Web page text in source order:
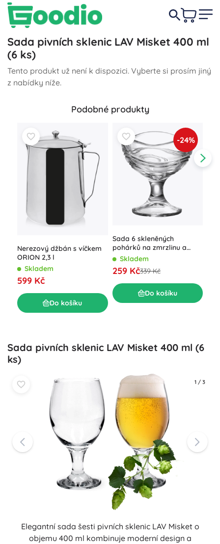
Sada pivních sklenic LAV Misket 400 ml
(6 ks)
Tento produkt už není k dispozici. Vyberte si prosím jiný
z nabídky níže.
Podobné produkty
Nerezový džbán s víčkem
ORION 2,3 l
Skladem
599 Kč
Do košíku
-24%
Sada 6 skleněných
pohárků na zmrzlinu a
dezerty 310 ml
Skladem
259 Kč339 Kč
Do košíku
Sada pivních sklenic LAV Misket 400 ml (6
ks)
1 / 3
Elegantní sada šesti pivních sklenic LAV Misket o
objemu 400 ml kombinuje moderní design a